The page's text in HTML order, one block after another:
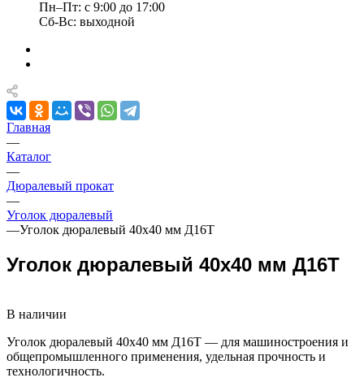
Пн–Пт: с 9:00 до 17:00
Сб-Вс: выходной
Главная
—
Каталог
—
Дюралевый прокат
—
Уголок дюралевый
—Уголок дюралевый 40х40 мм Д16Т
Уголок дюралевый 40х40 мм Д16Т
В наличии
Уголок дюралевый 40х40 мм Д16Т — для машиностроения и
общепромышленного применения, удельная прочность и
технологичность.